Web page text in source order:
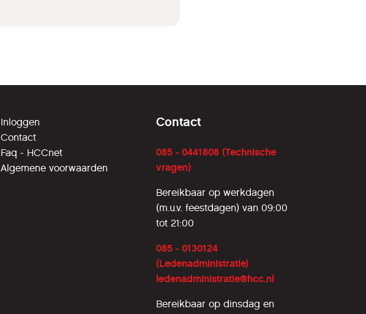
Inloggen
Contact
Faq - HCCnet
Algemene voorwaarden
Contact
085 - 0441808 (Technische
vragen)
Bereikbaar op werkdagen
(m.u.v. feestdagen) van 09:00
tot 21:00
085 - 0130124
(Ledenadministratie)
ledenadministratie@hcc.nl
Bereikbaar op dinsdag en